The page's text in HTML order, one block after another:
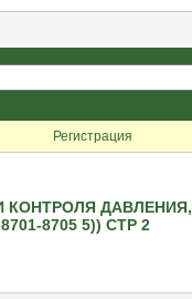
Регистрация
КОНТРОЛЯ
8705 5)) СТР 2